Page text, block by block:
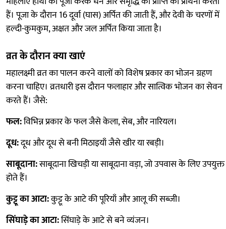
हैं। पूजा के दौरान 16 दूर्वा (घास) अर्पित की जाती हैं, और देवी के चरणों में
हल्दी-कुमकुम, अक्षत और जल अर्पित किया जाता है।
व्रत के दौरान क्या खाएं
महालक्ष्मी व्रत का पालन करने वालों को विशेष प्रकार का भोजन ग्रहण
करना चाहिए। व्रतधारी इस दौरान फलाहार और सात्विक भोजन का सेवन
करते हैं। जैसे:
फल:विभिन्न प्रकार के फल जैसे केला, सेब, और नारियल।
दूध:दूध और दूध से बनी मिठाइयाँ जैसे खीर या रबड़ी।
साबूदाना:साबूदाना खिचड़ी या साबूदाना वड़ा, जो उपवास के लिए उपयुक्त
होते हैं।
कुट्टू का आटा:कुट्टू के आटे की पूरियाँ और आलू की सब्जी।
सिंघाड़े का आटा:सिंघाड़े के आटे से बने व्यंजन।